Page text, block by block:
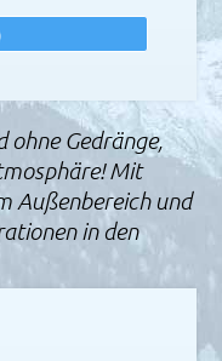
ohne Gedränge,
Mit
Außenbereich und
in den